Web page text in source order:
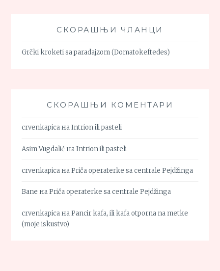
СКОРАШЊИ ЧЛАНЦИ
Grčki kroketi sa paradajzom (Domatokeftedes)
СКОРАШЊИ КОМЕНТАРИ
crvenkapica наIntrion ili pasteli
Asim Vugdalić наIntrion ili pasteli
crvenkapica наPriča operaterke sa centrale Pejdžinga
Bane наPriča operaterke sa centrale Pejdžinga
crvenkapica наPancir kafa, ili kafa otporna na metke
(moje iskustvo)